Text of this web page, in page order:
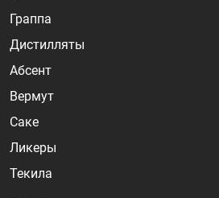
Граппа
Дистилляты
Абсент
Вермут
Саке
Ликеры
Текила